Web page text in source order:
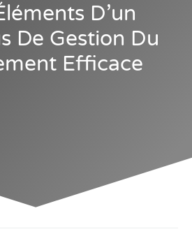
D’un
De Gestion Du
Efficace